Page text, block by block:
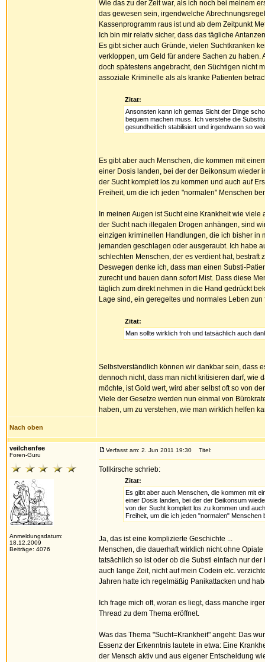
Wie das zu der Zeit war, als ich noch bei meinem
das gewesen sein, irgendwelche
Kassenprogramm raus ist und ab dem Zeitpunkt
Ich bin mir relativ sicher, dass das tägliche
Es gibt sicher auch Gründe, vielen Suchtkranken
verkloppen, um Geld für andere Sachen zu
doch spätestens angebracht, den Süchtigen nicht
assoziale Kriminelle als als kranke Patienten
Zitat:
Ansonsten kann ich gemas Sicht der Dinge
bequem machen muss. Ich verstehe die
gesundheitlich stabilisiert und irgendwann so
Es gibt aber auch Menschen, die kommen mit
einer Dosis landen, bei der der Beikonsum wieder
der Sucht komplett los zu kommen und auch auf
Freiheit, um die ich jeden "normalen" Menschen
In meinen Augen ist Sucht eine Krankheit wie
der Sucht nach illegalen Drogen anhängen, sind
einzigen kriminellen Handlungen, die ich bisher in
jemanden geschlagen oder ausgeraubt. Ich habe
schlechten Menschen, der es verdient hat, bestraft
Deswegen denke ich, dass man einen Substi-
zurecht und bauen dann sofort Mist. Dass diese
täglich zum direkt nehmen in die Hand gedrückt
Lage sind, ein geregeltes und normales Leben
Zitat:
Man sollte wirklich froh und tatsächlich auch
Selbstverständlich können wir dankbar sein, dass
dennoch nicht, dass man nicht kritisieren darf, wie
möchte, ist Gold wert, wird aber selbst oft so von
Viele der Gesetze werden nun einmal von
haben, um zu verstehen, wie man wirklich helfen
Nach oben
veilchenfee
Foren-Guru
Anmeldungsdatum:
18.12.2009
Beiträge: 4076
Verfasst am: 2. Jun 2011 19:30 Titel:
Tollkirsche schrieb:
Zitat:
Es gibt aber auch Menschen, die kommen mit
einer Dosis landen, bei der der Beikonsum
von der Sucht komplett los zu kommen und
Freiheit, um die ich jeden "normalen" Menschen
Ja, das ist eine komplizierte Geschichte ...
Menschen, die dauerhaft wirklich nicht ohne
tatsächlich so ist oder ob die Substi einfach nur
auch lange Zeit, nicht auf mein Codein etc.
Jahren hatte ich regelmäßig Panikattacken und
Ich frage mich oft, woran es liegt, dass manche
Thread zu dem Thema eröffnet.
Was das Thema "Sucht=Krankheit" angeht: Das
Essenz der Erkenntnis lautete in etwa: Eine
der Mensch aktiv und aus eigener Entscheidung